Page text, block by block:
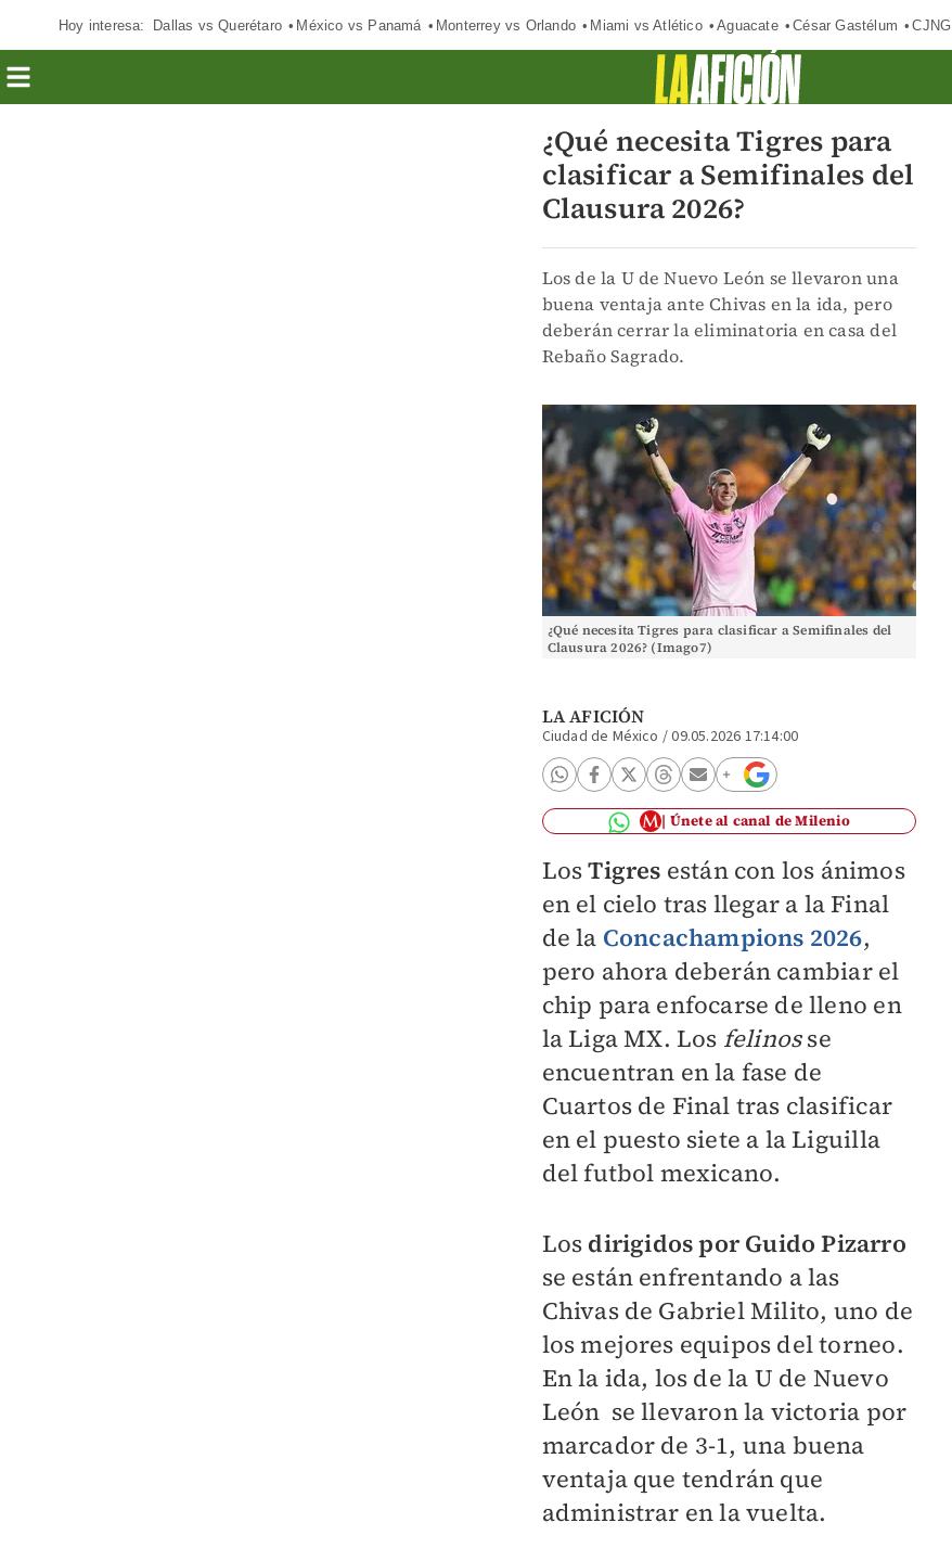
Hoy interesa: Dallas vs Querétaro México vs Panamá Monterrey vs Orlando Miami vs Atlético Aguacate César Gastélum CJNG
¿Qué necesita Tigres para
clasificar a Semifinales del
Clausura 2026?
Los de la U de Nuevo León se llevaron una
buena ventaja ante Chivas en la ida, pero
deberán cerrar la eliminatoria en casa del
Rebaño Sagrado.
¿Qué necesita Tigres para clasificar a Semifinales del
Clausura 2026? (Imago7)
LA AFICIÓN
Ciudad de México /09.05.2026 17:14:00
Únete al canal de Milenio
LosTigres están con los ánimos
en el cielo tras llegar a la Final
de la Concachampions 2026,
pero ahora deberán cambiar el
chip para enfocarse de lleno en
la Liga MX. Los felinosse
encuentran en la fase de
Cuartos de Final tras clasificar
en el puesto siete a la Liguilla
del futbol mexicano.
Los dirigidos por Guido Pizarro
se están enfrentando a las
Chivas de Gabriel Milito, uno de
los mejores equipos del torneo.
En la ida, los de la U de Nuevo
León se llevaron la victoria por
marcador de 3-1, una buena
ventaja que tendrán que
administrar en la vuelta.